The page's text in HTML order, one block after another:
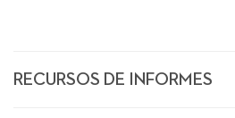
RECURSOS DE INFORMES